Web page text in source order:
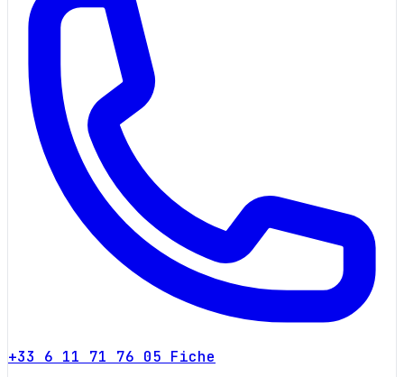
+33 6 11 71 76 05 Fiche